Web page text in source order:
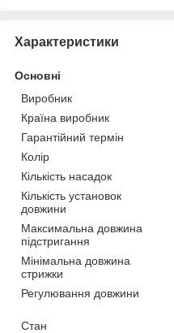
Характеристики
Основні
Виробник
Країна виробник
Гарантійний термін
Колір
Кількість насадок
Кількість установок
довжини
Максимальна довжина
підстригання
Мінімальна довжина
стрижки
Регулювання довжини
Стан